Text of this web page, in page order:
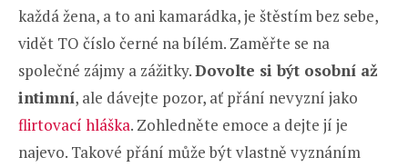
každá žena, a to ani kamarádka, je štěstím bez sebe,
vidět TO číslo černé na bílém. Zaměřte se na
společné zájmy a zážitky.Dovolte si být osobní až
intimní, ale dávejte pozor, ať přání nevyzní jako
flirtovací hláška. Zohledněte emoce a dejte jí je
najevo. Takové přání může být vlastně vyznáním